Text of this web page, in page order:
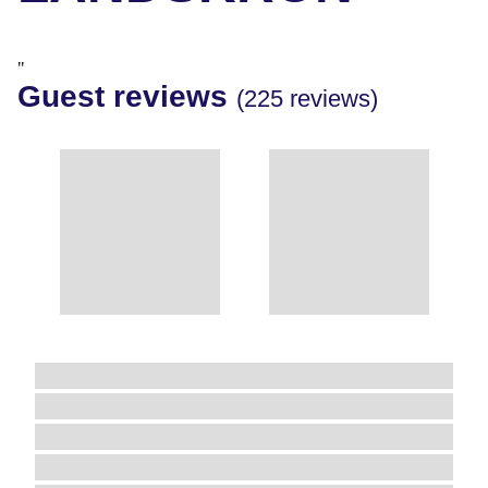
(Reservierung im Club vorab erforderlich).
Geeignet für Kinder von 1 bis 4 oder 5 Jahren bis
eines Erwachsenen teilnehmen. Ohne Begleitung dürfen nur
Jugendliche ab 16 Jahren mit vorheriger schriftlicher
Einverständniserklärung der Eltern an den geführten Touren
"
Guest reviews (225 reviews)